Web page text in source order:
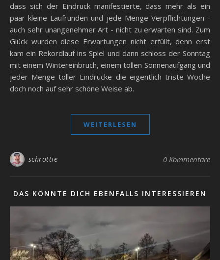
dass sich der Eindruck manifestierte, dass mehr als ein
paar kleine Laufrunden und jede Menge Verpflichtungen -
auch sehr unangenehmer Art - nicht zu erwarten sind. Zum
Glück wurden diese Erwartungen nicht erfüllt, denn erst
kam ein Rekordlauf ins Spiel und dann schloss der Sonntag
mit einem Wintereinbruch, einem tollen Sonnenaufgang und
jeder Menge toller Eindrücke die eigentlich triste Woche
doch noch auf sehr schöne Weise ab.
WEITERLESEN
schrottie 0 Kommentare
DAS KÖNNTE DICH EBENFALLS INTERESSIEREN